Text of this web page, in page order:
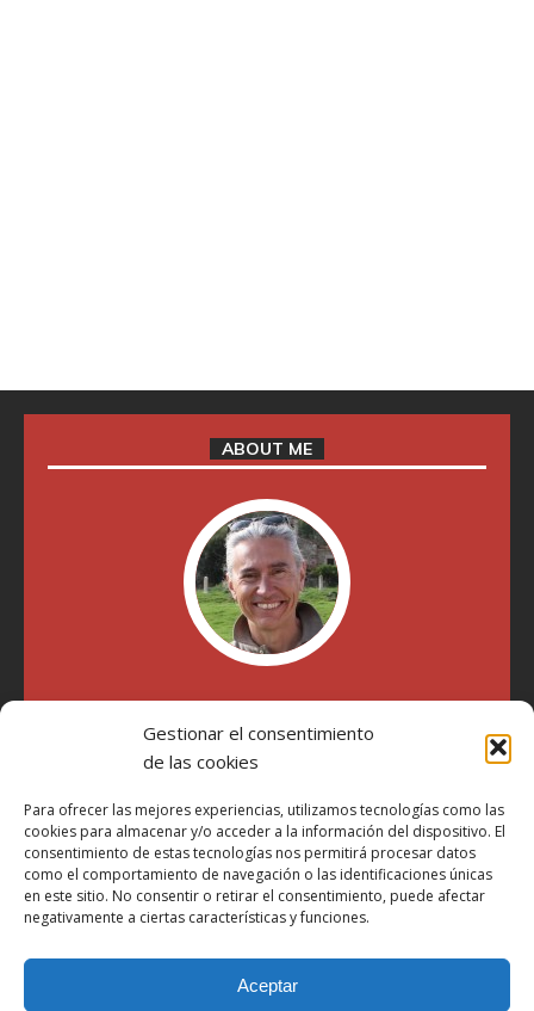
Gestionar el consentimiento
de las cookies
Para ofrecer las mejores experiencias, utilizamos tecnologías como las
cookies para almacenar y/o acceder a la información del dispositivo. El
consentimiento de estas tecnologías nos permitirá procesar datos
como el comportamiento de navegación o las identificaciones únicas
en este sitio. No consentir o retirar el consentimiento, puede afectar
negativamente a ciertas características y funciones.
Aceptar
ABOUT ME
"Soy Manel Hospido, nací en Valencia en 1969 y desde el
año 2007 he escrito sobre motos en distintos medios.
Millatrece.com es una apuesta por escribir sobre lo que me
participa"
Aviso Legal
Política de Privacidad
Más Información sobre Cookies